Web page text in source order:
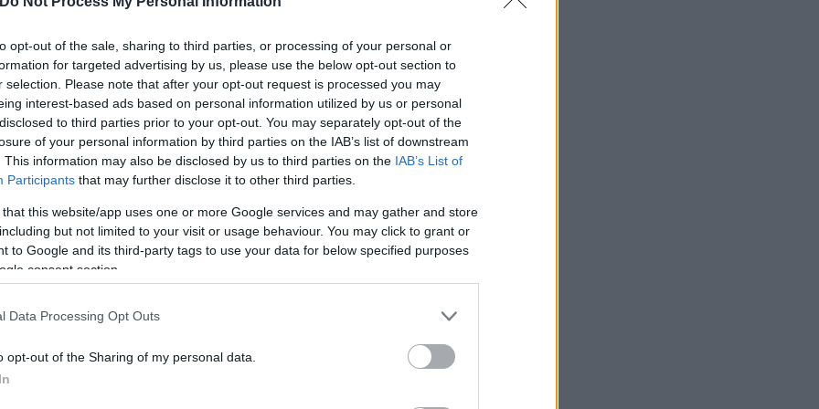
opt-out of the sale, sharing to third parties, or processing of your personal or
for targeted advertising by us, please use the below opt-out section to
selection. Please note that after your opt-out request is processed you may
interest-based ads based on personal information utilized by us or personal
to third parties prior to your opt-out. You may separately opt-out of the
of your personal information by third parties on the IAB’s list of downstream
This information may also be disclosed by us to third parties on the IAB’s List of
Participants that may further disclose it to other third parties.
that this website/app uses one or more Google services and may gather and store
but not limited to your visit or usage behaviour. You may click to grant or
to Google and its third-party tags to use your data for below specified purposes
consent section.
Data Processing Opt Outs
opt-out of the Sharing of my personal data.
τα τέρματά τους. Ο Χάρι Κέιν με σουτ-οβίδα έξω από